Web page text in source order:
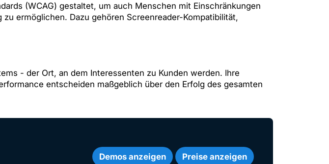
(WCAG) gestaltet, um auch Menschen mit Einschränkungen
ermöglichen. Dazu gehören Screenreader-Kompatibilität,
- der Ort, an dem Interessenten zu Kunden werden. Ihre
entscheiden maßgeblich über den Erfolg des gesamten
Demos anzeigen Preise anzeigen